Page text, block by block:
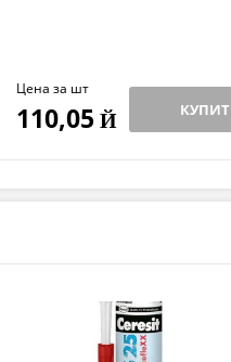
Цена за шт
110,05 Й